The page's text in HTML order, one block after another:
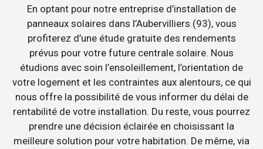
En optant pour notre entreprise d’installation de
panneaux solaires dans l’Aubervilliers (93), vous
profiterez d’une étude gratuite des rendements
prévus pour votre future centrale solaire. Nous
étudions avec soin l’ensoleillement, l’orientation de
votre logement et les contraintes aux alentours, ce qui
nous offre la possibilité de vous informer du délai de
rentabilité de votre installation. Du reste, vous pourrez
prendre une décision éclairée en choisissant la
meilleure solution pour votre habitation. De même, via